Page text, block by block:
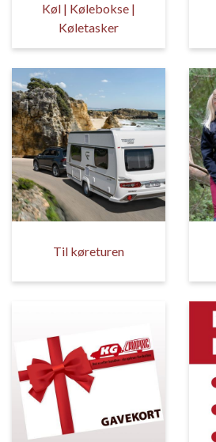
Køl | Kølebokse |
Køletasker
Til køreturen